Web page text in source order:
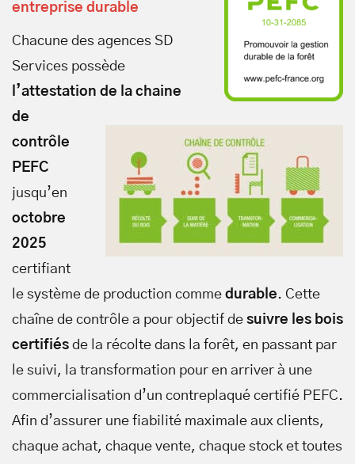
entreprise durable
Chacune des agences SD
Services possède
l’attestation de la chaine
de
contrôle
PEFC
jusqu’en
octobre
2025
certifiant
le système de production comme durable. Cette
chaîne de contrôle a pour objectif de suivre les bois
certifiés de la récolte dans la forêt, en passant par
le suivi, la transformation pour en arriver à une
commercialisation d’un contreplaqué certifié PEFC.
Afin d’assurer une fiabilité maximale aux clients,
chaque achat, chaque vente, chaque stock et toutes